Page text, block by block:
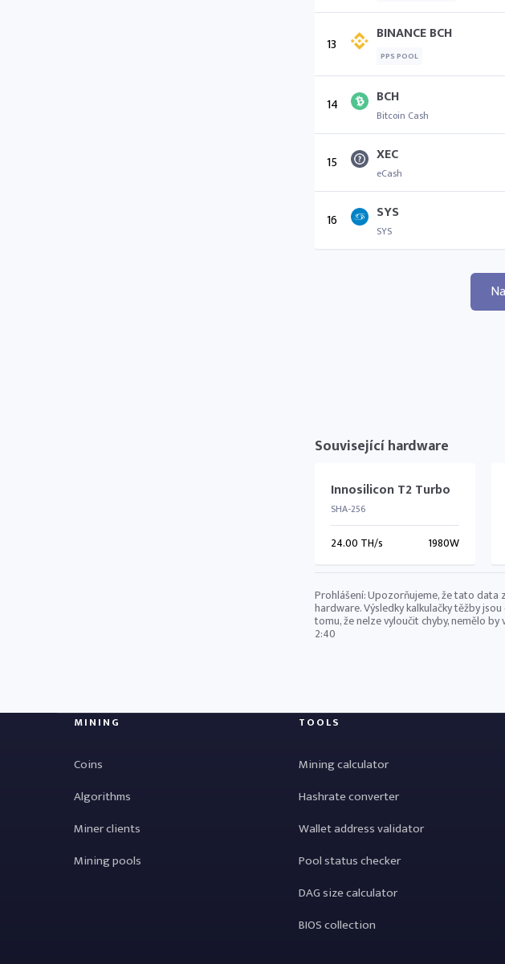
13 BINANCE BCH
PPS POOL
14 BCH
Bitcoin Cash
15 XEC
eCash
16 SYS
SYS
Související hardware
Innosilicon T2 Turbo
SHA-256
24.00 TH/s 1980W
Prohlášení: Upozorňujeme, že tato
hardware. Výsledky kalkulačky těžby
tomu, že nelze vyloučit chyby, nemělo
2:40
MINING
Coins
Algorithms
Miner clients
Mining pools
TOOLS
Mining calculator
Hashrate converter
Wallet address validator
Pool status checker
DAG size calculator
BIOS collection